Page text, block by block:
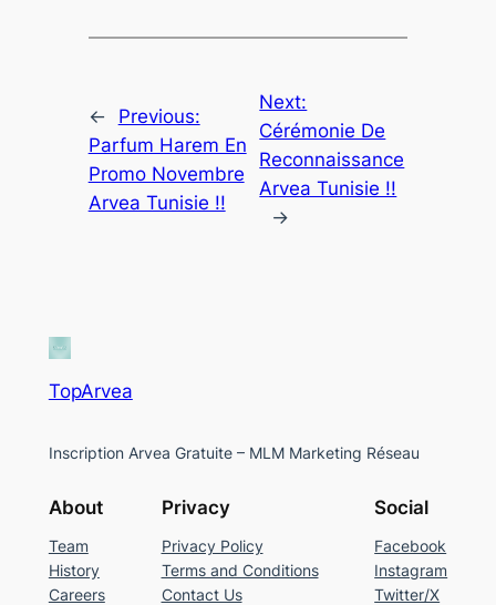
←
Previous:
Parfum Harem En
Promo Novembre
Arvea Tunisie !!
Next:
Cérémonie De
Reconnaissance
Arvea Tunisie !!
→
TopArvea
Inscription Arvea Gratuite – MLM Marketing Réseau
About
Team
History
Careers
Privacy
Privacy Policy
Terms and Conditions
Contact Us
Social
Facebook
Instagram
Twitter/X